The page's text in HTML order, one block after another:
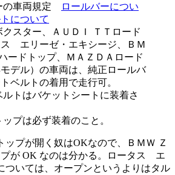
の車両規定
ロールバーについ
について
スター、ＡＵＤＩ ＴＴロード
ス エリーゼ・エキシージ、ＢＭ
ードトップ、ＭＡＺＤＡロード
デル）の車両は、純正ロールバ
ベルトの着用で走行可。
トはバケットシートに装着さ
プは必ず装着のこと。
ップが開く奴はOKなので、ＢＭＷ Ｚ
が OK なのは分かる。ロータス エ
ついては、オープンというよりはタル